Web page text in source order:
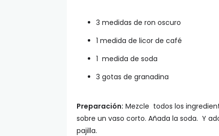
3 medidas de ron oscuro
1 medida de licor de café
1 medida de soda
3 gotas de granadina
Preparación: Mezcle todos los
sobre un vaso corto. Añada la soda. Y
pajilla.